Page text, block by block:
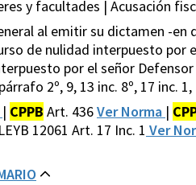
y facultades | Acusación
al emitir su dictamen -
de nulidad interpuesto por
por el señor
2º, 9, 13 inc. 8º, 17 inc.
| CPPB Art. 436Ver Norma |
12061 Art. 17 Inc. 1 Ver